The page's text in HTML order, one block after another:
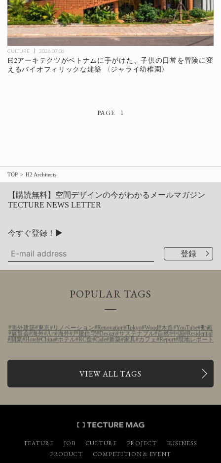
CULTURE 2026.07.06
H2アーキテクツがベトナムに手がけた、子供の日常を冒険に変
えるバイオフィリックな建築 〈ジャライ幼稚園〉
1
TOP H2 Architects
【購読無料】空間デザインの今がわかるメールマガジン
TECTURE NEWS LETTER
今すぐ登録！▶
POPULAR TAGS
海外建築 東京 リノベーション Renovation Tokyo Wood 木造 YouTube 動画
展覧会 海外 Art 海外 戸建住宅 Design サステナブル 自然 中国 Residential
開業 Hotel China ホテル RC造 Cafe 新築 家具 カフェ Report 現地レポート
VIEW ALL TAGS
FEATURE JOB CULTURE PROJECT
BUSINESS
PRODUCT
COMPETITION & EVENT